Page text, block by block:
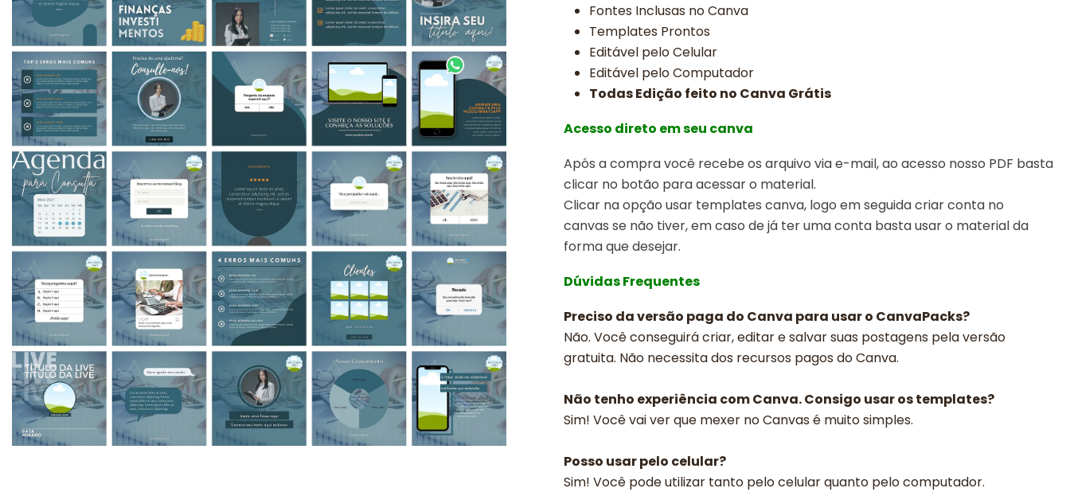
Fontes Inclusas no Canva
Templates Prontos
Editável pelo Celular
Editável pelo Computador
Todas Edição feito no Canva Grátis
Acesso direto em seu canva
Após a compra você recebe os arquivo via e-mail, ao acesso nosso PDF basta
clicar no botão para acessar o material.
Clicar na opção usar templates canva, logo em seguida criar conta no
canvas se não tiver, em caso de já ter uma conta basta usar o material da
forma que desejar.
Dúvidas Frequentes
Preciso da versão paga do Canva para usar o CanvaPacks?
Não. Você conseguirá criar, editar e salvar suas postagens pela versão
gratuita. Não necessita dos recursos pagos do Canva.
Não tenho experiência com Canva. Consigo usar os templates?
Sim! Você vai ver que mexer no Canvas é muito simples.
Posso usar pelo celular?
Sim! Você pode utilizar tanto pelo celular quanto pelo computador.